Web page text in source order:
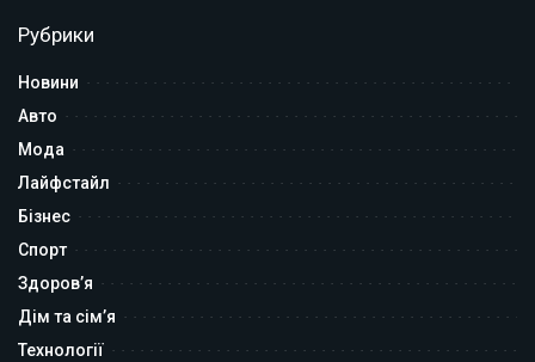
Рубрики
Новини
Авто
Мода
Лайфстайл
Бізнес
Спорт
Здоров’я
Дім та сім’я
Технології